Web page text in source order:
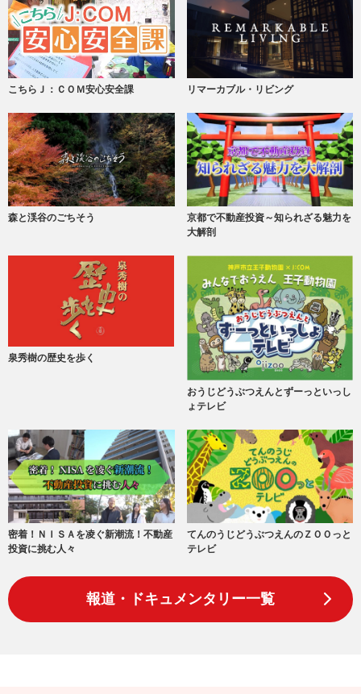
こちらＪ：ＣＯＭ安心安全課 リマーカブル・リビング
森と渓谷のごちそう
京都で不動産投資～知られざる魅力を
大解剖
泉秀樹の歴史を歩く
おうじどうぶつえんとずーっといっし
ょテレビ
密着！ＮＩＳＡを凌ぐ新潮流！不動産
投資に挑む人々
てんのうじどうぶつえんのＺＯＯっと
テレビ
報道・ドキュメンタリー一覧